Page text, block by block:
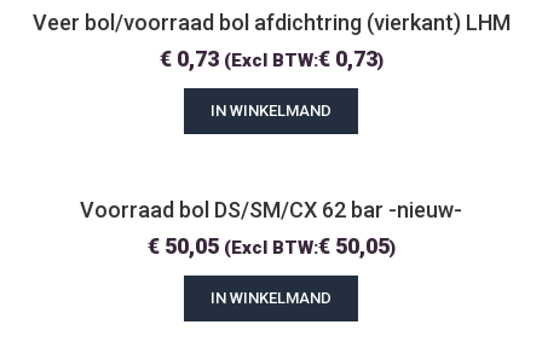
Veer bol/voorraad bol afdichtring (vierkant) LHM
€0,73 (Excl BTW:€0,73)
IN WINKELMAND
Voorraad bol DS/SM/CX 62 bar -nieuw-
€50,05 (Excl BTW:€50,05)
IN WINKELMAND